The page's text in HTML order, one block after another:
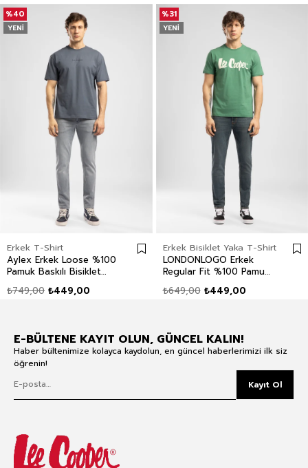
Erkek T-Shirt
Aylex Erkek Loose %100
Pamuk Baskılı Bisiklet
₺449,00
₺749,00
%40
YENI
Erkek Bisiklet Yaka T-Shirt
LONDONLOGO Erkek
Regular Fit %100 Pamuk
Shirt Yeşil₺449,00
₺649,00
%31
YENI
E-BÜLTENE KAYIT OLUN, GÜNCEL KALIN!
Haber bültenimize kolayca kaydolun, en güncel haberlerimizi ilk siz
öğrenin!
Kayıt Ol